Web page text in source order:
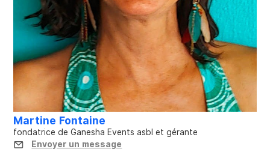
Martine Fontaine
fondatrice de Ganesha Events asbl et gérante
Envoyer un message